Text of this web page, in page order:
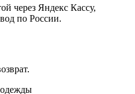
через Яндекс Кассу,
по России.